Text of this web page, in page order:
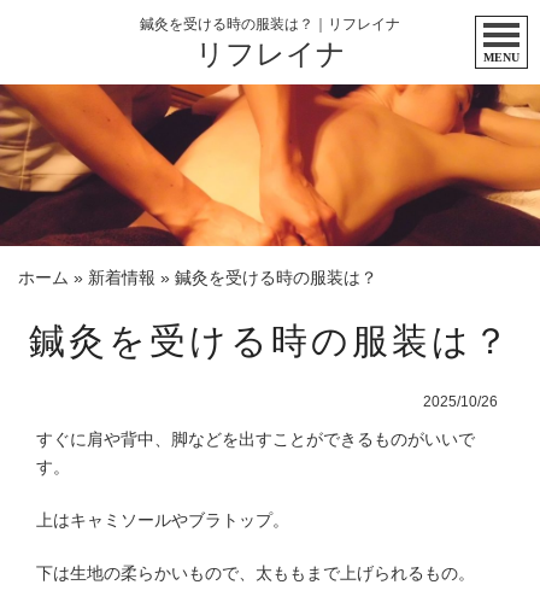
鍼灸を受ける時の服装は？｜リフレイナ
リフレイナ MENU
ホーム » 新着情報 » 鍼灸を受ける時の服装は？
鍼灸を受ける時の服装は？
2025/10/26
すぐに肩や背中、脚などを出すことができるものがいいで
す。
上はキャミソールやブラトップ。
下は生地の柔らかいもので、太ももまで上げられるもの。